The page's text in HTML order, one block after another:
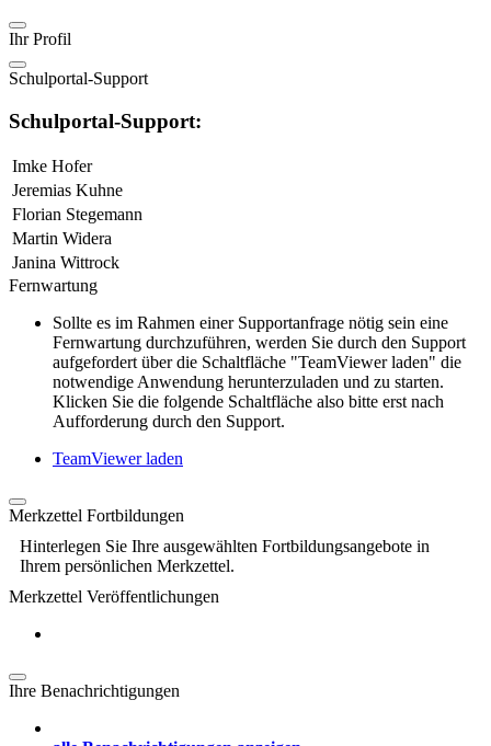
Ihr Profil
Schulportal-Support
Schulportal-Support:
Imke Hofer
Jeremias Kuhne
Florian Stegemann
Martin Widera
Janina Wittrock
Fernwartung
Sollte es im Rahmen einer Supportanfrage nötig sein eine
Fernwartung durchzuführen, werden Sie durch den Support
aufgefordert über die Schaltfläche "TeamViewer laden" die
notwendige Anwendung herunterzuladen und zu starten.
Klicken Sie die folgende Schaltfläche also bitte erst nach
Aufforderung durch den Support.
TeamViewer laden
Merkzettel Fortbildungen
Hinterlegen Sie Ihre ausgewählten Fortbildungsangebote in
Ihrem persönlichen Merkzettel.
Merkzettel Veröffentlichungen
Ihre Benachrichtigungen